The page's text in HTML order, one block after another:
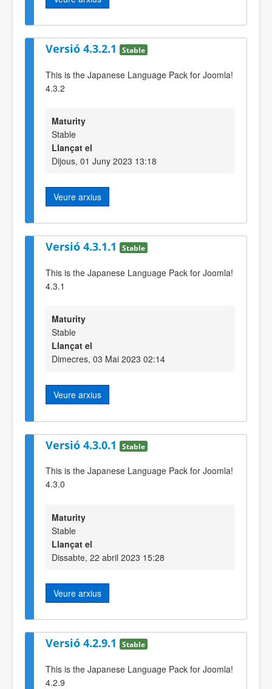
Versió 4.3.2.1 Stable
This is the Japanese Language Pack for Joomla!
4.3.2
Maturity
Stable
Llançat el
Dijous, 01 Juny 2023 13:18
Veure arxius
Versió 4.3.1.1 Stable
This is the Japanese Language Pack for Joomla!
4.3.1
Maturity
Stable
Llançat el
Dimecres, 03 Mai 2023 02:14
Veure arxius
Versió 4.3.0.1 Stable
This is the Japanese Language Pack for Joomla!
4.3.0
Maturity
Stable
Llançat el
Dissabte, 22 abril 2023 15:28
Veure arxius
Versió 4.2.9.1 Stable
This is the Japanese Language Pack for Joomla!
4.2.9